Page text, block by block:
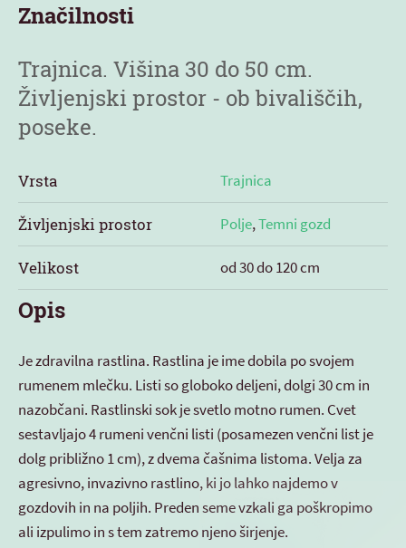
Značilnosti
Trajnica. Višina 30 do 50 cm.
Življenjski prostor - ob bivališčih,
poseke.
Vrsta Trajnica
Življenjski prostor Polje,Temni gozd
Velikost od 30 do 120 cm
Opis
Je zdravilna rastlina. Rastlina je ime dobila po svojem
rumenem mlečku. Listi so globoko deljeni, dolgi 30 cm in
nazobčani. Rastlinski sok je svetlo motno rumen. Cvet
sestavljajo 4 rumeni venčni listi (posamezen venčni list je
dolg približno 1 cm), z dvema čašnima listoma. Velja za
agresivno, invazivno rastlino, ki jo lahko najdemo v
gozdovih in na poljih. Preden seme vzkali ga poškropimo
ali izpulimo in s tem zatremo njeno širjenje.